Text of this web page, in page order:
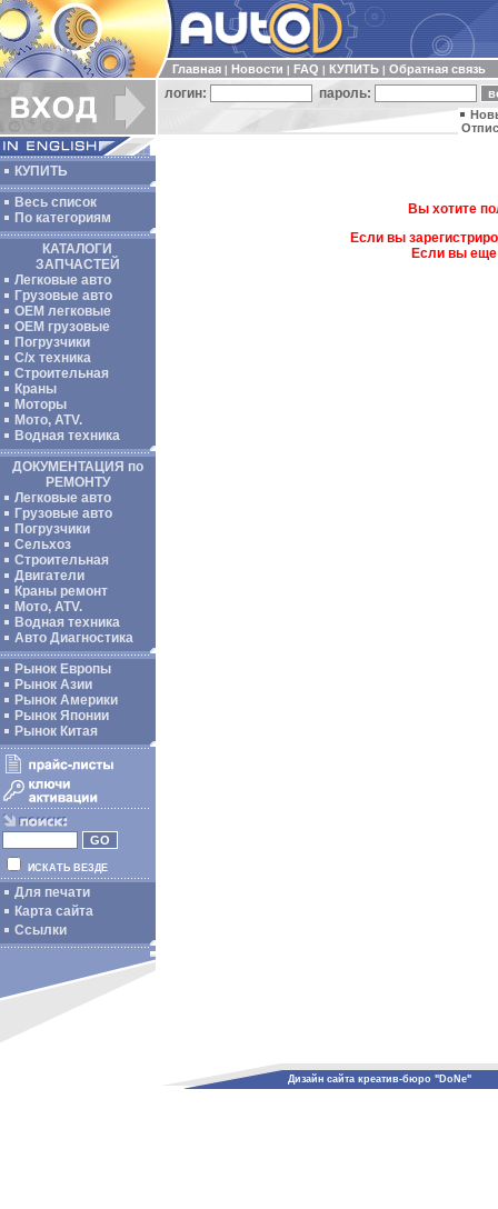
Главная Новости FAQ КУПИТЬ Обратная связь
логин: пароль:
КУПИТЬ
Весь список
По категориям
КАТАЛОГИ
ЗАПЧАСТЕЙ
Легковые авто
Грузовые авто
ОЕМ легковые
OEM грузовые
Погрузчики
С/х техника
Строительная
Краны
Моторы
Мото, ATV.
Водная техника
ДОКУМЕНТАЦИЯ по
РЕМОНТУ
Легковые авто
Грузовые авто
Погрузчики
Сельхоз
Строительная
Двигатели
Краны ремонт
Мото, ATV.
Водная техника
Авто Диагностика
Рынок Европы
Рынок Азии
Рынок Америки
Рынок Японии
Рынок Китая
ИСКАТЬ ВЕЗДЕ
Для печати
Карта сайта
Ссылки
Вы хотите
Если вы
Если вы еще
Дизайн сайта креатив-бюро "DoNe"